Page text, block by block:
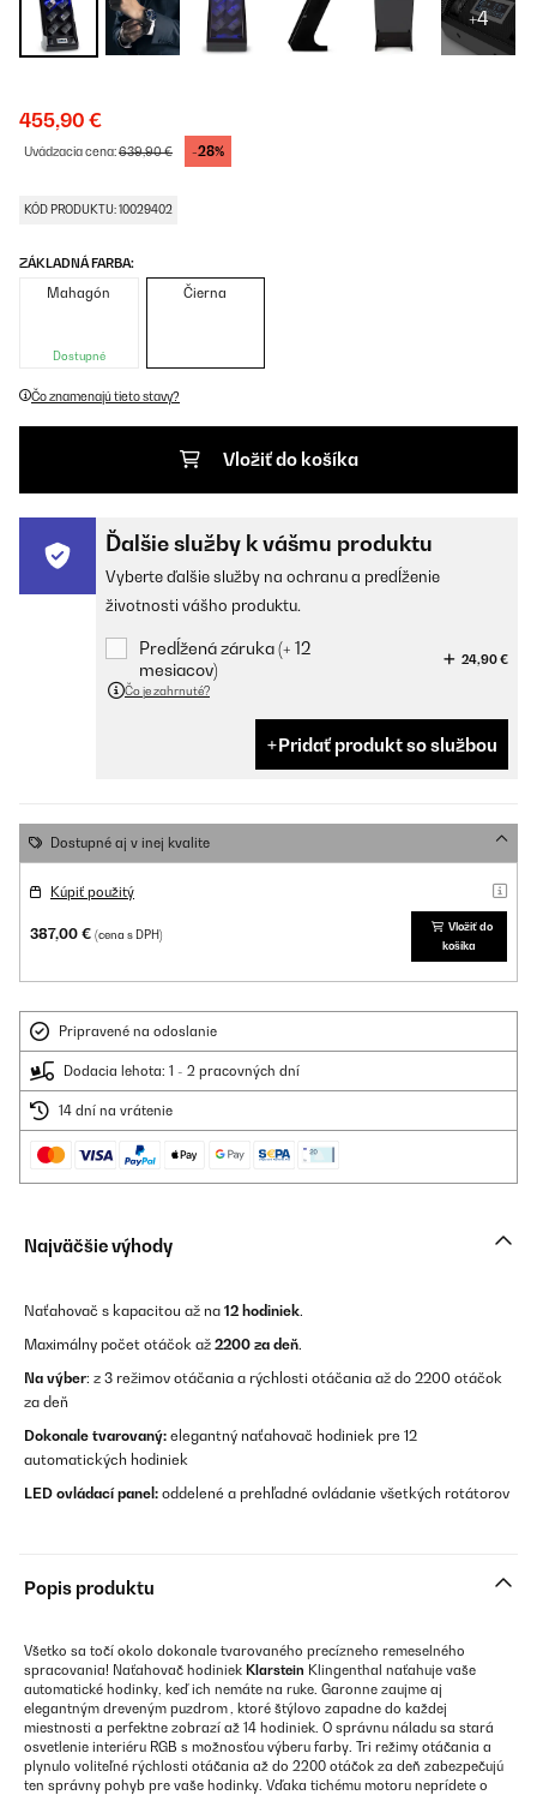
+4
455,90 €
Uvádzacia cena:639,90 € -28%
KÓD PRODUKTU: 10029402
ZÁKLADNÁ FARBA:
Mahagón
Dostupné
Čierna
Čo znamenajú tieto stavy?
Vložiť do košíka
Ďalšie služby k vášmu produktu
Vyberte ďalšie služby na ochranu a predĺženie
životnosti vášho produktu.
Predĺžená záruka (+ 12
mesiacov)
24,90 €
Čo je zahrnuté?
Pridať produkt so službou
Dostupné aj v inej kvalite
Kúpiť použitý
387,00 € (cena s DPH)
Vložiť do
košíka
Pripravené na odoslanie
Dodacia lehota: 1 - 2 pracovných dní
14 dní na vrátenie
Najväčšie výhody
Naťahovač s kapacitou až na 12 hodiniek.
Maximálny počet otáčok až 2200 za deň.
Na výber: z 3 režimov otáčania a rýchlosti otáčania až do 2200 otáčok
za deň
Dokonale tvarovaný: elegantný naťahovač hodiniek pre 12
automatických hodiniek
LED ovládací panel: oddelené a prehľadné ovládanie všetkých rotátorov
Popis produktu
Všetko sa točí okolo dokonale tvarovaného precízneho remeselného
spracovania! Naťahovač hodiniek Klarstein Klingenthal naťahuje vaše
automatické hodinky, keď ich nemáte na ruke. Garonne zaujme aj
elegantným dreveným puzdrom, ktoré štýlovo zapadne do každej
miestnosti a perfektne zobrazí až 14 hodiniek. O správnu náladu sa stará
osvetlenie interiéru RGB s možnosťou výberu farby. Tri režimy otáčania a
plynulo voliteľné rýchlosti otáčania až do 2200 otáčok za deň zabezpečujú
ten správny pohyb pre vaše hodinky. Vďaka tichému motoru neprídete o